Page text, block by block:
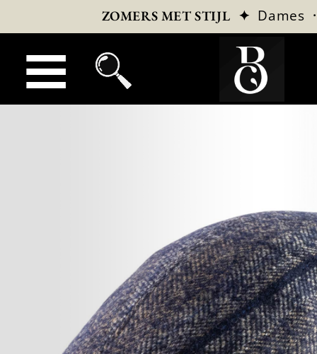
ZOMERS MET STIJL ✦ Dames